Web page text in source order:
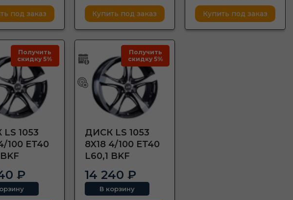
под заказ Купить под заказ Купить под заказ
Получить
скидку 5%
1053
100 ET40
₽
Получить
скидку 5%
ДИСК LS 1053
8X18 4/100 ET40
L60,1 BKF
14 240 ₽
В корзину